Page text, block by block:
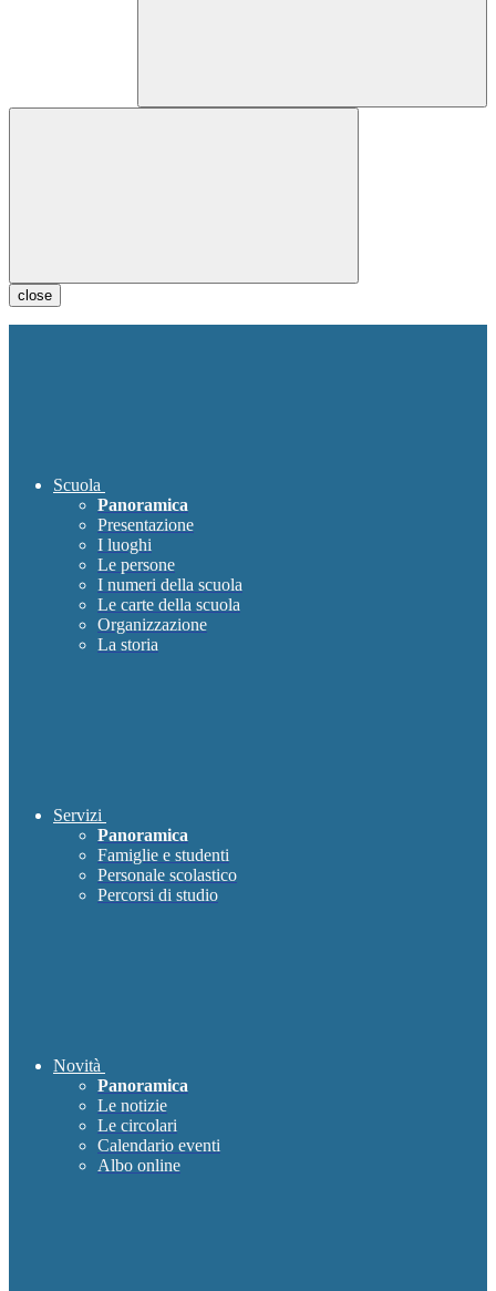
close
Scuola
Panoramica
Presentazione
I luoghi
Le persone
I numeri della scuola
Le carte della scuola
Organizzazione
La storia
Servizi
Panoramica
Famiglie e studenti
Personale scolastico
Percorsi di studio
Novità
Panoramica
Le notizie
Le circolari
Calendario eventi
Albo online